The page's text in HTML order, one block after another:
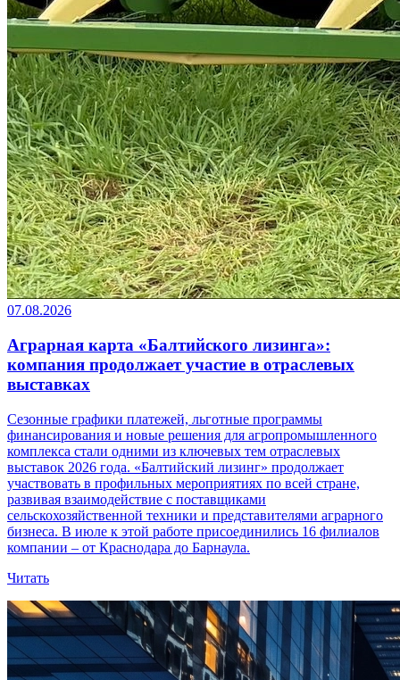
07.08.2026
Аграрная карта «Балтийского лизинга»:
компания продолжает участие в отраслевых
выставках
Сезонные графики платежей, льготные программы
финансирования и новые решения для агропромышленного
комплекса стали одними из ключевых тем отраслевых
выставок 2026 года. «Балтийский лизинг» продолжает
участвовать в профильных мероприятиях по всей стране,
развивая взаимодействие с поставщиками
сельскохозяйственной техники и представителями аграрного
бизнеса. В июле к этой работе присоединились 16 филиалов
компании – от Краснодара до Барнаула.
Читать